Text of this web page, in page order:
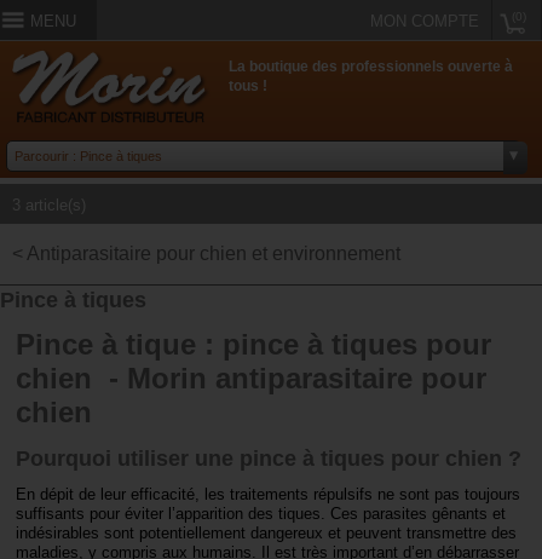
MENU MON COMPTE
La boutique des professionnels ouverte à
tous !
3 article(s)
< Antiparasitaire pour chien et environnement
Pince à tiques
Pince à tique : pince à tiques pour
chien - Morin antiparasitaire pour
chien
Pourquoi utiliser une pince à tiques pour chien ?
En dépit de leur efficacité, les traitements répulsifs ne sont pas toujours
suffisants pour éviter l’apparition des tiques. Ces parasites gênants et
indésirables sont potentiellement dangereux et peuvent transmettre des
maladies, y compris aux humains. Il est très important d’en débarrasser